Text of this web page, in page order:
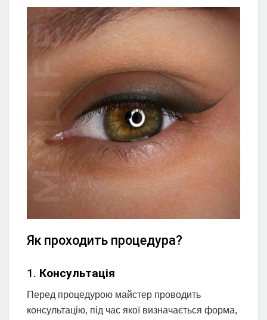
Як проходить процедура?
1. Консультація
Перед процедурою майстер проводить
консультацію, під час якої визначається форма,